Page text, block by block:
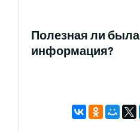
Полезная ли была
информация?